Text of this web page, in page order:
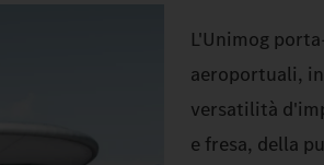
L'Unimog
aeroportuali,
versatilità
e fresa, della